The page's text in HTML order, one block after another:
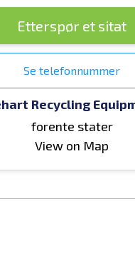
Etterspør et sitat
Se telefonnummer
Recycling
forente stater
View on Map